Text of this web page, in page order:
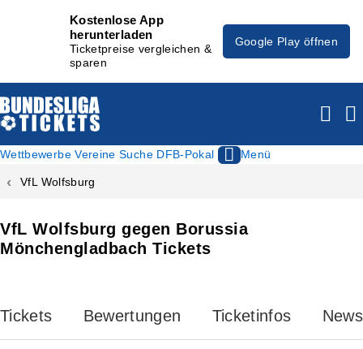
Kostenlose App
herunterladen
Ticketpreise vergleichen &
sparen
Google Play öffnen
Wettbewerbe Vereine Suche DFB-Pokal Menü
VfL Wolfsburg gegen Borussia
Mönchengladbach Tickets
VfL Wolfsburg
Tickets Bewertungen Ticketinfos News